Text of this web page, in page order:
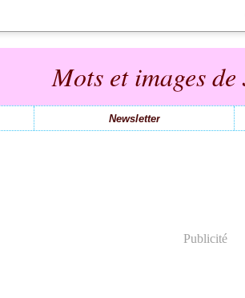
Mots et images
Newsletter
Publicité